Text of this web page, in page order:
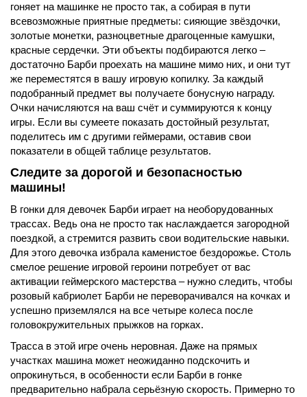
гоняет на машинке не просто так, а собирая в пути
всевозможные приятные предметы: сияющие звёздочки,
золотые монетки, разноцветные драгоценные камушки,
красные сердечки. Эти объекты подбираются легко –
достаточно Барби проехать на машине мимо них, и они тут
же переместятся в вашу игровую копилку. За каждый
подобранный предмет вы получаете бонусную награду.
Очки начисляются на ваш счёт и суммируются к концу
игры. Если вы сумеете показать достойный результат,
поделитесь им с другими геймерами, оставив свои
показатели в общей таблице результатов.
Следите за дорогой и безопасностью
машины!
В гонки для девочек Барби играет на необорудованных
трассах. Ведь она не просто так наслаждается загородной
поездкой, а стремится развить свои водительские навыки.
Для этого девочка избрала каменистое бездорожье. Столь
смелое решение игровой героини потребует от вас
активации геймерского мастерства – нужно следить, чтобы
розовый кабриолет Барби не переворачивался на кочках и
успешно приземлялся на все четыре колеса после
головокружительных прыжков на горках.
Трасса в этой игре очень неровная. Даже на прямых
участках машина может неожиданно подскочить и
опрокинуться, в особенности если Барби в гонке
предварительно набрала серьёзную скорость. Примерно то